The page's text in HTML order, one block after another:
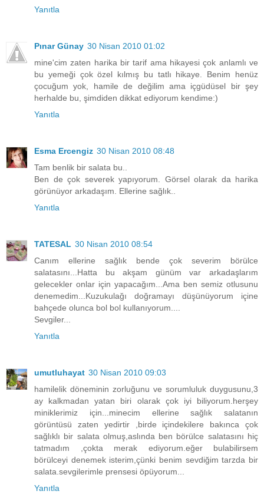
Yanıtla
Pınar Günay 30 Nisan 2010 01:02
mine'cim zaten harika bir tarif ama hikayesi çok anlamlı ve
bu yemeği çok özel kılmış bu tatlı hikaye. Benim henüz
çocuğum yok, hamile de değilim ama içgüdüsel bir şey
herhalde bu, şimdiden dikkat ediyorum kendime:)
Yanıtla
Esma Ercengiz 30 Nisan 2010 08:48
Tam benlik bir salata bu..
Ben de çok severek yapıyorum. Görsel olarak da harika
görünüyor arkadaşım. Ellerine sağlık..
Yanıtla
TATESAL 30 Nisan 2010 08:54
Canım ellerine sağlık bende çok severim börülce
salatasını...Hatta bu akşam günüm var arkadaşlarım
gelecekler onlar için yapacağım...Ama ben semiz otlusunu
denemedim...Kuzukulağı doğramayı düşünüyorum içine
bahçede olunca bol bol kullanıyorum....
Sevgiler...
Yanıtla
umutluhayat 30 Nisan 2010 09:03
hamilelik döneminin zorluğunu ve sorumluluk duygusunu,3
ay kalkmadan yatan biri olarak çok iyi biliyorum.herşey
miniklerimiz için...minecim ellerine sağlık salatanın
görüntüsü zaten yedirtir ,birde içindekilere bakınca çok
sağlıklı bir salata olmuş,aslında ben börülce salatasını hiç
tatmadım ,çokta merak ediyorum.eğer bulabilirsem
börülceyi denemek isterim,çünki benim sevdiğim tarzda bir
salata.sevgilerimle prensesi öpüyorum...
Yanıtla